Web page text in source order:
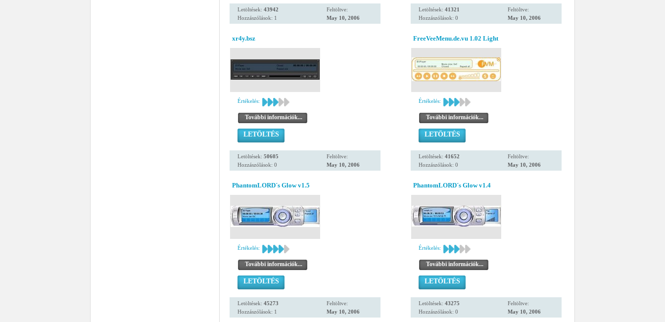
Letöltések: 43942
Hozzászólások: 1
Feltöltve:
May 10, 2006
Letöltések: 41321
Hozzászólások: 0
Feltöltve:
May 10, 2006
xr4y.bsz
Értékelés:
További információk...
LETÖLTÉS
Letöltések: 50605
Hozzászólások: 0
Feltöltve:
May 10, 2006
FreeVeeMenu.de.vu 1.02 Light
Értékelés:
További információk...
LETÖLTÉS
Letöltések: 41652
Hozzászólások: 0
Feltöltve:
May 10, 2006
PhantomLORD´s Glow v1.5
Értékelés:
További információk...
LETÖLTÉS
Letöltések: 45273
Hozzászólások: 1
Feltöltve:
May 10, 2006
PhantomLORD´s Glow v1.4
Értékelés:
További információk...
LETÖLTÉS
Letöltések: 43275
Hozzászólások: 0
Feltöltve:
May 10, 2006